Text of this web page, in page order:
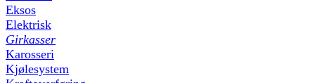
Eksos
Elektrisk
Girkasser
Karosseri
Kjølesystem